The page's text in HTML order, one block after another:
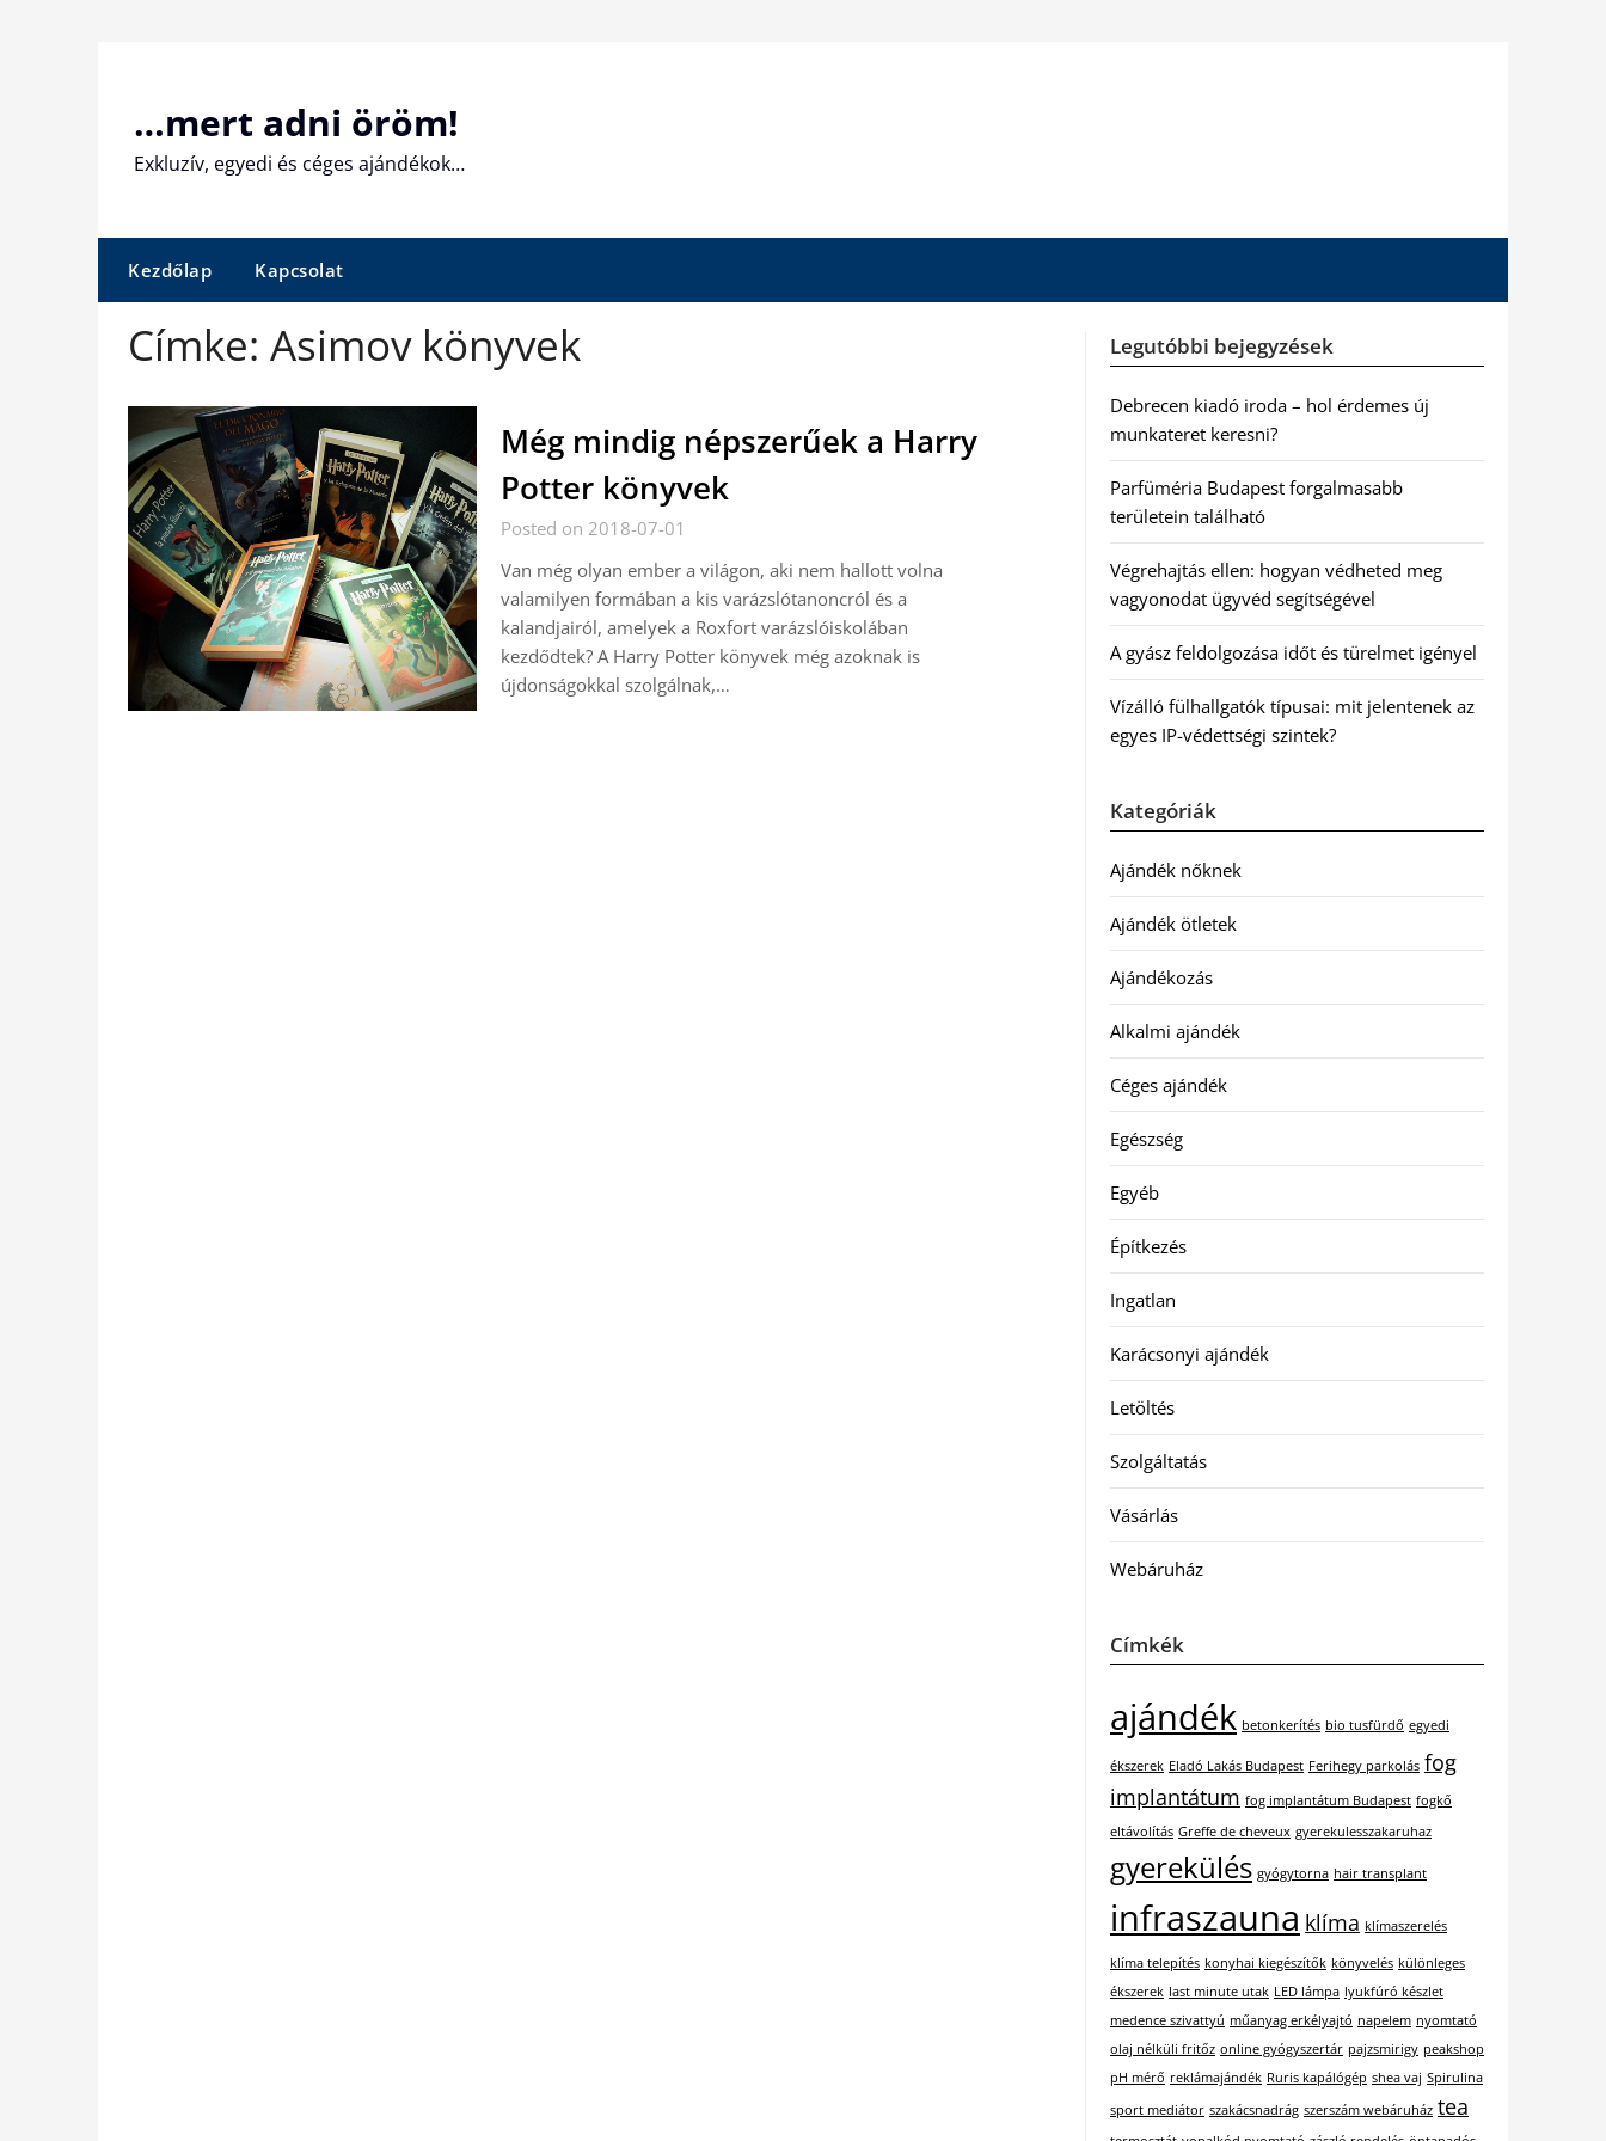
…mert adni öröm!
Exkluzív, egyedi és céges ajándékok…
Kezdőlap Kapcsolat
Címke: Asimov könyvek
Még mindig népszerűek a Harry
Potter könyvek
Posted on 2018-07-01
Van még olyan ember a világon, aki nem hallott volna
valamilyen formában a kis varázslótanoncról és a
kalandjairól, amelyek a Roxfort varázslóiskolában
kezdődtek? A Harry Potter könyvek még azoknak is
újdonságokkal szolgálnak,…
Legutóbbi bejegyzések
Debrecen kiadó iroda – hol érdemes új
munkateret keresni?
Parfüméria Budapest forgalmasabb
területein található
Végrehajtás ellen: hogyan védheted meg
vagyonodat ügyvéd segítségével
A gyász feldolgozása időt és türelmet igényel
Vízálló fülhallgatók típusai: mit jelentenek az
egyes IP-védettségi szintek?
Kategóriák
Ajándék nőknek
Ajándék ötletek
Ajándékozás
Alkalmi ajándék
Céges ajándék
Egészség
Egyéb
Építkezés
Ingatlan
Karácsonyi ajándék
Letöltés
Szolgáltatás
Vásárlás
Webáruház
Címkék
ajándék betonkerítés bio tusfürdő egyedi
ékszerek Eladó Lakás Budapest Ferihegy parkolás fog
implantátum fog implantátum Budapest fogkő
eltávolítás Greffe de cheveux gyerekulesszakaruhaz
gyerekülés gyógytorna hair transplant
infraszauna klíma klímaszerelés
klíma telepítés konyhai kiegészítők könyvelés különleges
ékszerek last minute utak LED lámpa lyukfúró készlet
medence szivattyú műanyag erkélyajtó napelem nyomtató
olaj nélküli fritőz online gyógyszertár pajzsmirigy peakshop
pH mérő reklámajándék Ruris kapálógép shea vaj Spirulina
sport mediátor szakácsnadrág szerszám webáruház tea